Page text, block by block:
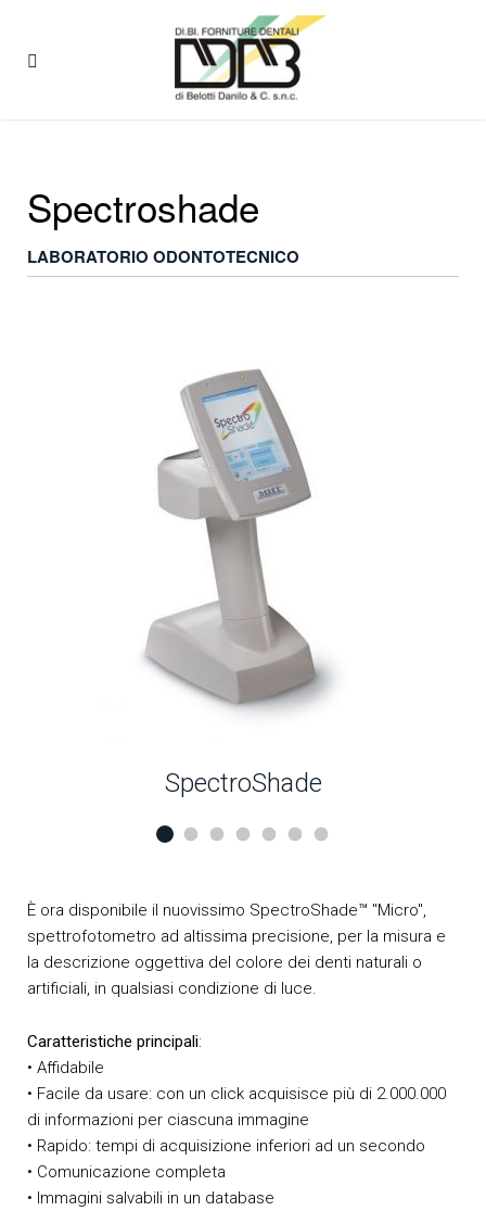
Spectroshade
LABORATORIO ODONTOTECNICO
SpectroShade
È ora disponibile il nuovissimo SpectroShade™ "Micro",
spettrofotometro ad altissima precisione, per la misura e
la descrizione oggettiva del colore dei denti naturali o
artificiali, in qualsiasi condizione di luce.
Caratteristiche principali:
• Affidabile
• Facile da usare: con un click acquisisce più di 2.000.000
di informazioni per ciascuna immagine
• Rapido: tempi di acquisizione inferiori ad un secondo
• Comunicazione completa
• Immagini salvabili in un database